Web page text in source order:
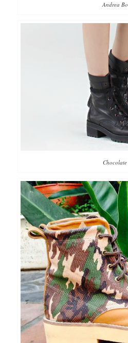
Andrea Bo
Chocolate